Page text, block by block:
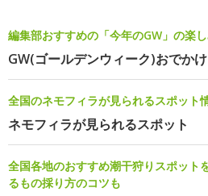
編集部おすすめの「今年のGW」の楽
GW(ゴールデンウィーク)おでか
全国のネモフィラが見られるスポット
ネモフィラが見られるスポット
全国各地のおすすめ潮干狩りスポット
るもの採り方のコツも